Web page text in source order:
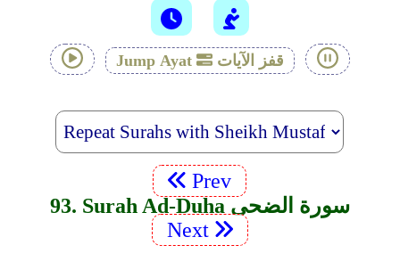
Jump Ayat قفز الآيات
Prev
93. Surah Ad-Duha سورة الضحى
Next